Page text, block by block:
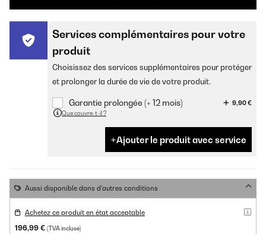
Services complémentaires pour votre
produit
Choisissez des services supplémentaires pour protéger
et prolonger la durée de vie de votre produit.
Garantie prolongée (+ 12 mois)
9,90 €
Que couvre-t-il ?
Ajouter le produit avec service
Aussi disponible dans d'autres conditions
Achetez ce produit en état acceptable
196,99 € (TVA incluse)